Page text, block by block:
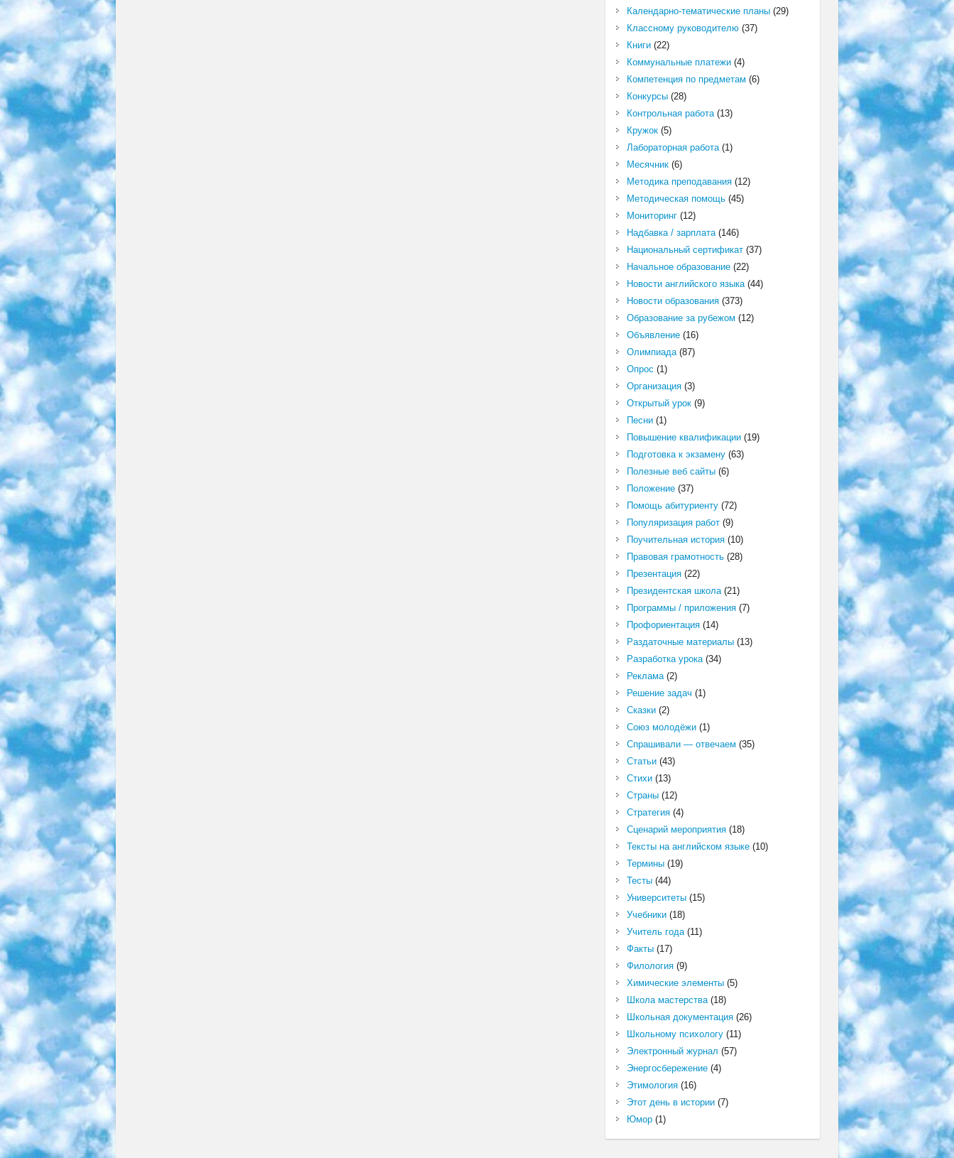
Календарно-тематические планы(29)
Классному руководителю(37)
Книги(22)
Коммунальные платежи(4)
Компетенция по предметам (6)
Конкурсы(28)
Контрольная работа(13)
Кружок(5)
Лабораторная работа(1)
Месячник(6)
Методика преподавания(12)
Методическая помощь(45)
Мониторинг(12)
Надбавка / зарплата(146)
Национальный сертификат(37)
Начальное образование(22)
Новости английского языка(44)
Новости образования(373)
Образование за рубежом (12)
Объявление(16)
Олимпиада(87)
Опрос (1)
Организация(3)
Открытый урок(9)
Песни(1)
Повышение квалификации(19)
Подготовка к экзамену(63)
Полезные веб сайты(6)
Положение(37)
Помощь абитуриенту(72)
Популяризация работ(9)
Поучительная история(10)
Правовая грамотность(28)
Презентация(22)
Президентская школа(21)
Программы / приложения(7)
Профориентация(14)
Раздаточные материалы(13)
Разработка урока(34)
Реклама(2)
Решение задач (1)
Сказки(2)
Союз молодёжи(1)
Спрашивали — отвечаем (35)
Статьи(43)
Стихи(13)
Страны(12)
Стратегия(4)
Сценарий мероприятия(18)
Тексты на английском языке(10)
Термины(19)
Тесты(44)
Университеты(15)
Учебники(18)
Учитель года(11)
Факты(17)
Филология(9)
Химические элементы(5)
Школа мастерства(18)
Школьная документация(26)
Школьному психологу(11)
Электронный журнал (57)
Энергосбережение(4)
Этимология(16)
Этот день в истории(7)
Юмор(1)